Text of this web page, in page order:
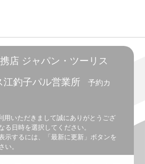
店 ジャパン・ツーリス
江釣子パル営業所 予約カ
用いただきまして誠にありがとうござ
る日時を選択してください。
示するには、「最新に更新」ボタンを
。